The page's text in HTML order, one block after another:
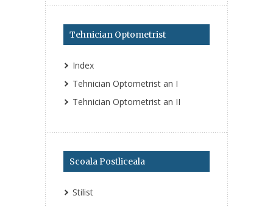
Tehnician Optometrist
Index
Tehnician Optometrist an I
Tehnician Optometrist an II
Scoala Postliceala
Stilist